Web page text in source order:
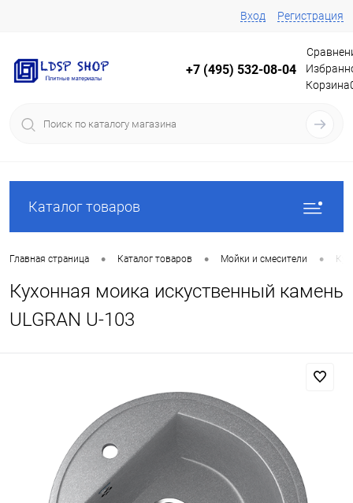
Вход Регистрация
+7 (495) 532-08-04
Корзина
Каталог товаров
Главная страница • Каталог товаров • Мойки и смесители •
Кухонная моика искуственный камень
ULGRAN U-103